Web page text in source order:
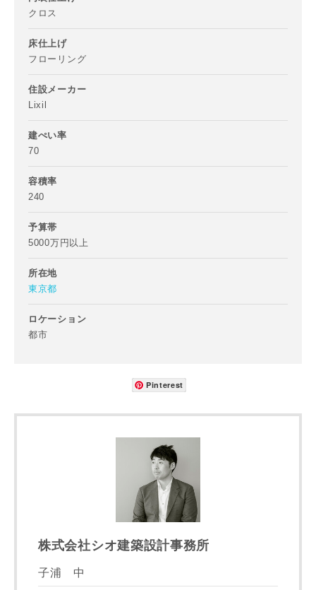
クロス
床仕上げ
フローリング
住設メーカー
Lixil
建ぺい率
70
容積率
240
予算帯
5000万円以上
所在地
東京都
ロケーション
都市
Pinterest
株式会社シオ建築設計事務所
子浦 中
町名
希望の予算
資料請求にあたっての注意事項
専門家の都合により、資料の送付が遅くなったり、送付でき
ない場合があります。あらかじめご了承ください。